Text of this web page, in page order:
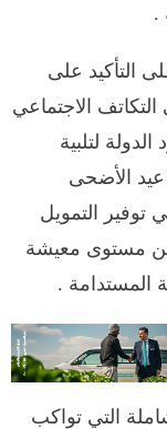
.
التأكيد على
الاجتماعي
لتلبية
عيد الأضحى
توفير التمويل
مستوى معيشة
المستدامة .
التي تواكب